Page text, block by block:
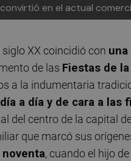
en el actual
XX coincidió con
de las Fiestas de
a la indumentaria
a día y de cara a las
del centro de la capital
que marcó sus
, cuando el hijo